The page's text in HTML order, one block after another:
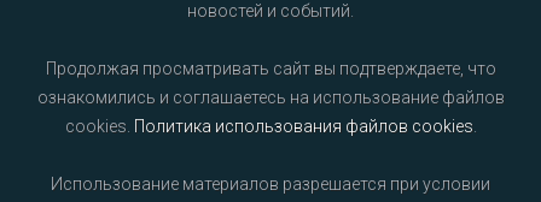
новостей и событий.
Продолжая просматривать сайт вы подтверждаете, что
ознакомились и соглашаетесь на использование файлов
cookies. Политика использования файлов cookies
Использование материалов разрешается при условии